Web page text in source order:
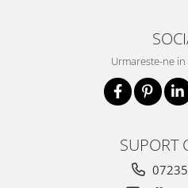
Urmareste-ne
SUPORT